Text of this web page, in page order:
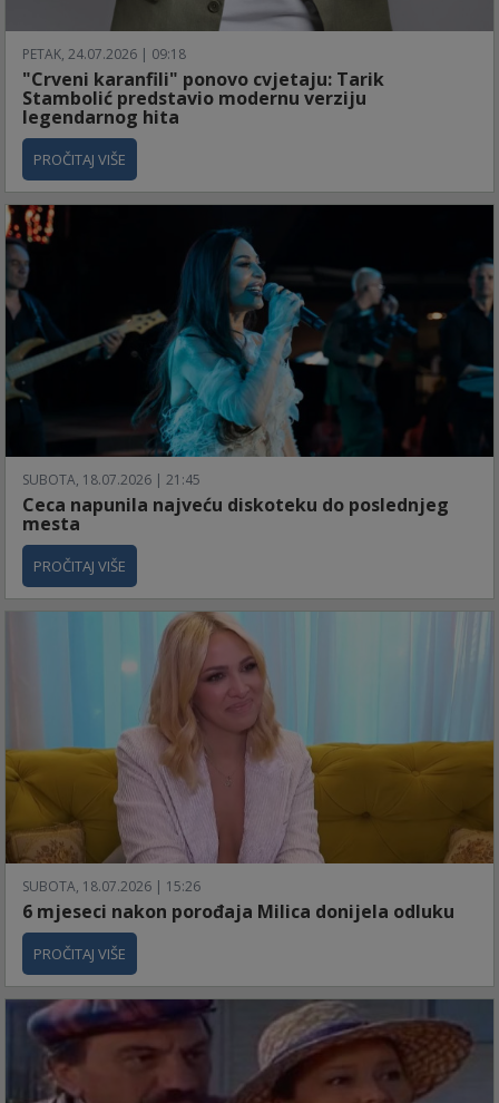
PETAK, 24.07.2026 | 09:18
"Crveni karanfili" ponovo cvjetaju: Tarik
Stambolić predstavio modernu verziju
legendarnog hita
PROČITAJ VIŠE
SUBOTA, 18.07.2026 | 21:45
Ceca napunila najveću diskoteku do poslednjeg
mesta
PROČITAJ VIŠE
SUBOTA, 18.07.2026 | 15:26
6 mjeseci nakon porođaja Milica donijela odluku
PROČITAJ VIŠE